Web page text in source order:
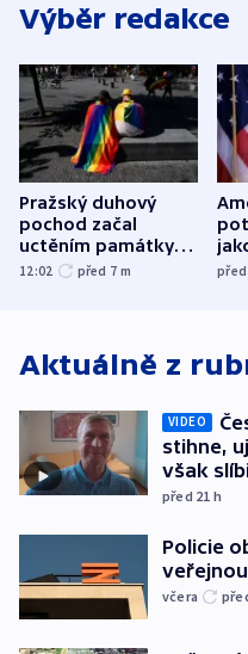
Výběr redakce
Pražský duhový
pochod začal
uctěním památky
obětí berlínského
12:02 před 7 m
Aktuálně z
VIDEO
stihne,
však
před 21 h
Policie
včera